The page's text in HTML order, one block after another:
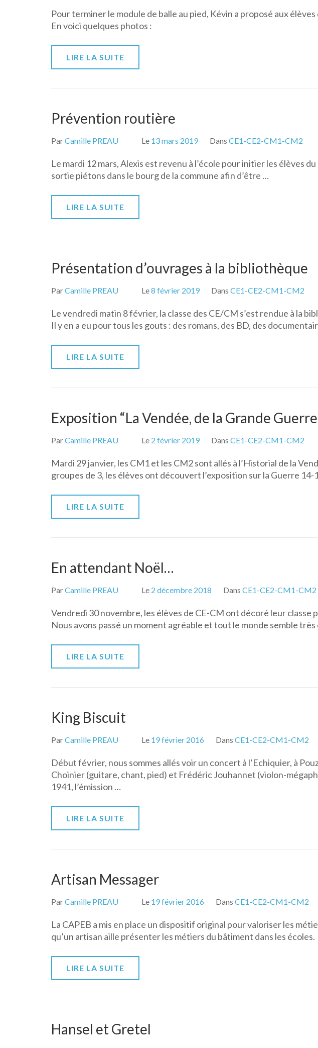
Pour terminer le module de balle au pied, Kévin a proposé aux
En voici quelques photos :
LIRE LA SUITE
Prévention routière
ParCamille PREAU Le 13 mars 2019 Dans CE1-CE2-CM1-CM2
Le mardi 12 mars, Alexis est revenu à l’école pour initier les élèves
sortie piétons dans le bourg de la commune afin d’être …
LIRE LA SUITE
Présentation d’ouvrages à la bibliothèque
ParCamille PREAU Le8 février 2019 Dans CE1-CE2-CM1-CM2
Le vendredi matin 8 février, la classe des CE/CM s’est rendue à la
Il y en a eu pour tous les gouts : des romans, des BD, des
LIRE LA SUITE
Exposition “La Vendée, de la Grande Guerre
ParCamille PREAU Le 2 février 2019 Dans CE1-CE2-CM1-CM2
Mardi 29 janvier, les CM1 et les CM2 sont allés à l’Historial de la
groupes de 3, les élèves ont découvert l’exposition sur la Guerre 14-
LIRE LA SUITE
En attendant Noël…
ParCamille PREAU Le 2 décembre 2018 Dans CE1-CE2-CM1-CM2
Vendredi 30 novembre, les élèves de CE-CM ont décoré leur
Nous avons passé un moment agréable et tout le monde semble
LIRE LA SUITE
King Biscuit
ParCamille PREAU Le 19 février 2016 Dans CE1-CE2-CM1-CM2
Début février, nous sommes allés voir un concert à l’Echiquier, à
Choinier (guitare, chant, pied) et Frédéric Jouhannet (violon-
1941, l’émission …
LIRE LA SUITE
Artisan Messager
ParCamille PREAU Le 19 février 2016 Dans CE1-CE2-CM1-CM2
La CAPEB a mis en place un dispositif original pour valoriser les
qu’un artisan aille présenter les métiers du bâtiment dans les
LIRE LA SUITE
Hansel et Gretel